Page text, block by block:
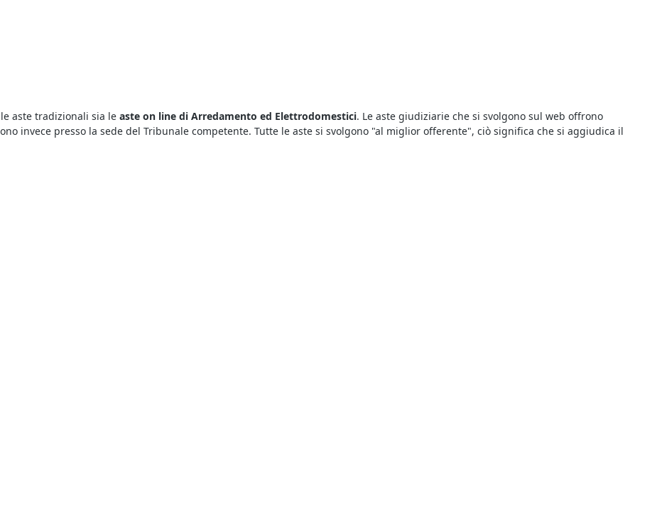
aste tradizionali sia le aste on line di Arredamento ed Elettrodomestici. Le aste giudiziarie che si svolgono sul web offrono
invece presso la sede del Tribunale competente. Tutte le aste si svolgono "al miglior offerente", ciò significa che si aggiudica il